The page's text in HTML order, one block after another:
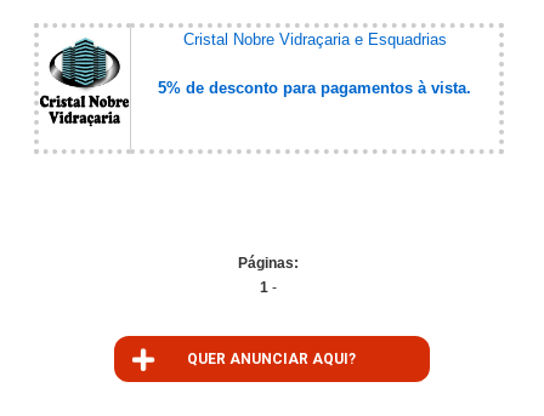
Cristal Nobre Vidraçaria e Esquadrias
5% de desconto para pagamentos à vista.
Páginas:
1 -
QUER ANUNCIAR AQUI?